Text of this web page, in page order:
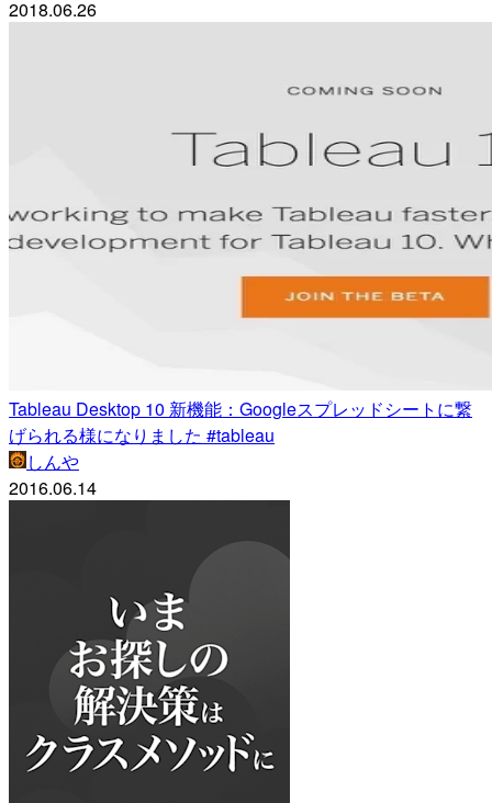
2018.06.26
Tableau Desktop 10 新機能：Googleスプレッドシートに繋
げられる様になりました #tableau
しんや
2016.06.14